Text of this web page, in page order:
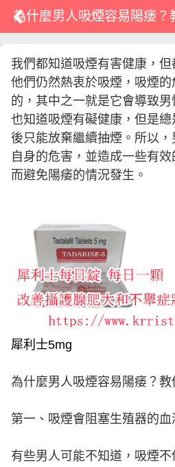
為什麼男人吸煙容易陽痿？
我們都知道吸煙有害健康，但
他們仍然熱衷於吸煙，吸煙
的，其中之一就是它會導致
也知道吸煙有礙健康，但是
後只能放棄繼續抽煙。所以
自身的危害，並造成一些有
而避免陽痿的情況發生。
犀利士5mg
為什麼男人吸煙容易陽痿？教
第一、吸煙會阻塞生殖器的血
有些男人可能不知道，吸煙不